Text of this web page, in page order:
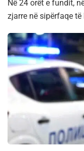
Në 24 orët e fundit,
zjarre në sipërfaqe